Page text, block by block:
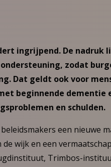
ingrijpend. De nadruk
zodat
Dat geldt ook voor
beginnende dementie
en schulden.
een nieuwe
wijk en een
Trimbos-